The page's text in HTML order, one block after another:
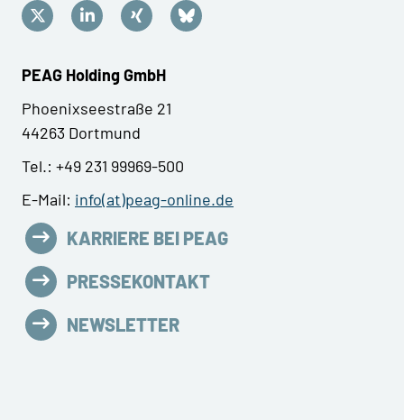
PEAG Holding GmbH
Phoenixseestraße 21
44263 Dortmund
Tel.: +49 231 99969-500
E-Mail: info(at)peag-online.de
KARRIERE BEI PEAG
PRESSEKONTAKT
NEWSLETTER